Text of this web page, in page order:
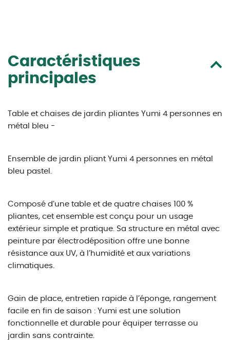
Caractéristiques
principales
Table et chaises de jardin pliantes Yumi 4 personnes en
métal bleu -
Ensemble de jardin pliant Yumi 4 personnes en métal
bleu pastel.
Composé d’une table et de quatre chaises 100 %
pliantes, cet ensemble est conçu pour un usage
extérieur simple et pratique. Sa structure en métal avec
peinture par électrodéposition offre une bonne
résistance aux UV, à l’humidité et aux variations
climatiques.
Gain de place, entretien rapide à l’éponge, rangement
facile en fin de saison : Yumi est une solution
fonctionnelle et durable pour équiper terrasse ou
jardin sans contrainte.